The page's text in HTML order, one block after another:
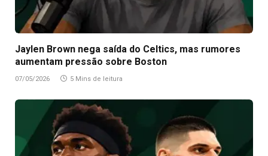
Jaylen Brown nega saída do Celtics, mas rumores
aumentam pressão sobre Boston
07/05/2026 5 Mins de leitura